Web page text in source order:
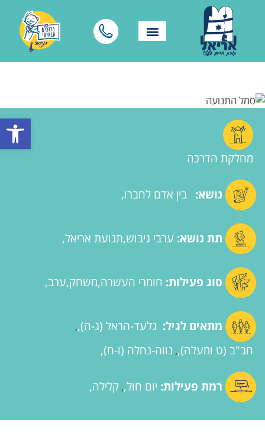
פתח
מחלקת הדרכה
נושא: בין אדם לחברו
תת נושא: ערבי גיבוש תנועת אריאל
סוג פעילות: חומרי העשרה משחק ערב
מתאים לגיל: גלעד-הראל (ג-ה) ,
חב"ב (ט ומעלה) , נווה-נחלה (ו-ח)
רמת פעילות: יום חול , קלילה